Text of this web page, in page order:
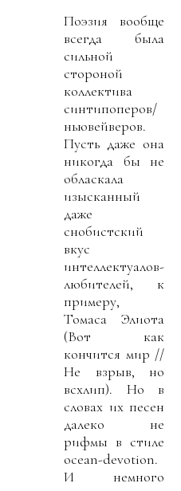
Поэзия вообще
всегда была
сильной
стороной
коллектива
синтипоперов/
ньювейверов.
Пусть даже она
никогда бы не
обласкала
изысканный
даже
снобистский
вкус
интеллектуалов-
любителей, к
примеру,
Томаса Элиота
(Вот как
кончится мир //
Не взрыв, но
всхлип). Но в
словах их песен
далеко не
рифмы в стиле
ocean-devotion.
И немного